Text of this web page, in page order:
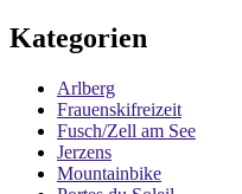
Kategorien
Arlberg
Frauenskifreizeit
Fusch/Zell am See
Jerzens
Mountainbike